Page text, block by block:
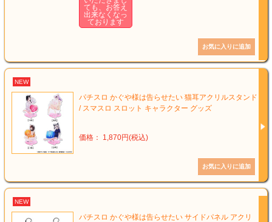
ても、お答え
出来なくなっ
ております
NEW
パチスロ かぐや様は告らせたい 猫耳アクリルスタンド
/ スマスロ スロット キャラクター グッズ
価格： 1,870円(税込)
NEW
パチスロ かぐや様は告らせたい サイドパネル アクリ